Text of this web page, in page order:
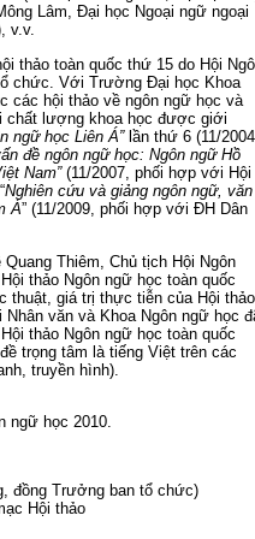
Lâm, Đại học Ngoại ngữ ngoại
v.v.
toàn quốc thứ 15 do Hội
chức. Với Trường Đại học Khoa
các hội thảo về ngôn ngữ học và
chất lượng khoa học được giới
ngữ học Liên Á” lần thứ 6 (11/
đề ngôn ngữ học: Ngôn ngữ Hồ
Nam”(11/2007, phối hợp với Hội
Nghiên cứu và giảng ngôn ngữ, văn
Á” (11/2009, phối hợp với ĐH Dân
Thiêm, Chủ tịch Hội Ngôn
thảo Ngôn ngữ học toàn quốc
thuật, giá trị thực tiễn của Hội
văn và Khoa Ngôn ngữ học
thảo Ngôn ngữ học toàn quốc
trọng tâm là tiếng Việt trên các
truyền hình).
học 2010.
đồng Trưởng ban tổ chức)
Hội thảo